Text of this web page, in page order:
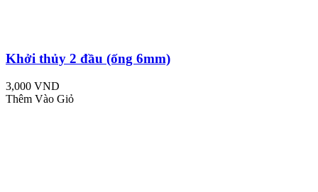
Khởi thủy 2 đầu (ống 6mm)
3,000 VND
Thêm Vào Giỏ